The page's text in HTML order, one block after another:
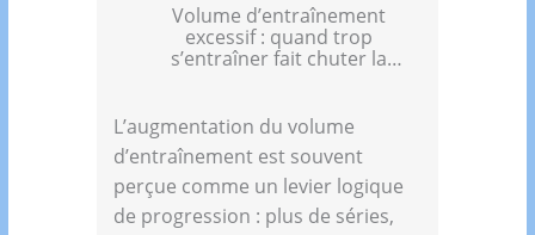
Volume d’entraînement
excessif : quand trop
s’entraîner fait chuter la
L’augmentation du volume
d’entraînement est souvent
perçue comme un levier logique
de progression : plus de séries,